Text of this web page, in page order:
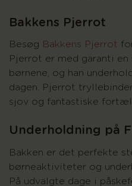
Bakkens Pjerrot
Besøg Bakkens Pjerrot
Pjerrot er med garanti
børnene, og han
dagen. Pjerrot
sjov og fantastiske
Underholdning på
Bakken er det perfekte
børneaktiviteter og
På udvalgte dage i